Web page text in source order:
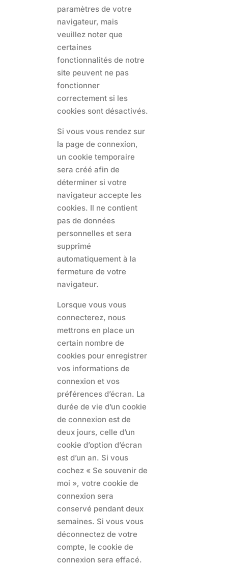
paramètres de votre
navigateur, mais
veuillez noter que
certaines
fonctionnalités de notre
site peuvent ne pas
fonctionner
correctement si les
cookies sont désactivés.
Si vous vous rendez sur
la page de connexion,
un cookie temporaire
sera créé afin de
déterminer si votre
navigateur accepte les
cookies. Il ne contient
pas de données
personnelles et sera
supprimé
automatiquement à la
fermeture de votre
navigateur.
Lorsque vous vous
connecterez, nous
mettrons en place un
certain nombre de
cookies pour enregistrer
vos informations de
connexion et vos
préférences d’écran. La
durée de vie d’un cookie
de connexion est de
deux jours, celle d’un
cookie d’option d’écran
est d’un an. Si vous
cochez « Se souvenir de
moi », votre cookie de
connexion sera
conservé pendant deux
semaines. Si vous vous
déconnectez de votre
compte, le cookie de
connexion sera effacé.